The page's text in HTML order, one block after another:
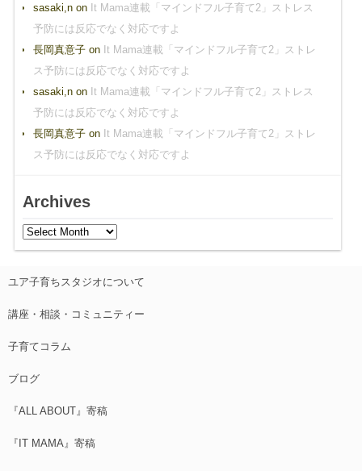
sasaki,non It Mama連載「マインドフル子育て2」ストレス
予防には反応でなく対応ですよ
長岡真意子on It Mama連載「マインドフル子育て2」ストレ
ス予防には反応でなく対応ですよ
sasaki,non It Mama連載「マインドフル子育て2」ストレス
予防には反応でなく対応ですよ
長岡真意子on It Mama連載「マインドフル子育て2」ストレ
ス予防には反応でなく対応ですよ
Archives
ユア子育ちスタジオについて
講座・相談・コミュニティー
子育てコラム
ブログ
『ALL ABOUT』寄稿
『IT MAMA』寄稿